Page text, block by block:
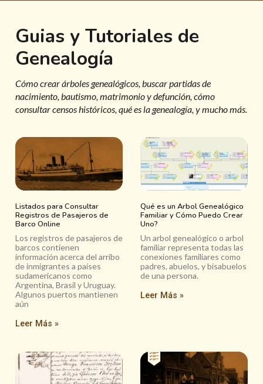
Guias y Tutoriales de
Genealogía
Cómo crear árboles genealógicos, buscar partidas de
nacimiento, bautismo, matrimonio y defunción, cómo
consultar censos históricos, qué es la genealogía, y mucho más.
Listados para Consultar
Registros de Pasajeros de
Barco Online
Los registros de pasajeros de
barcos contienen
información acerca del arribo
de inmigrantes a países
sudamericanos como
Argentina, Brasil y Uruguay.
Algunos puertos mantienen
aún
Leer Más »
Qué es un Arbol Genealógico
Familiar y Cómo Puedo Crear
Uno?
Un arbol genealógico o arbol
familiar representa todas las
conexiones familiares como
padres, abuelos, y bisabuelos
de una persona.
Leer Más »